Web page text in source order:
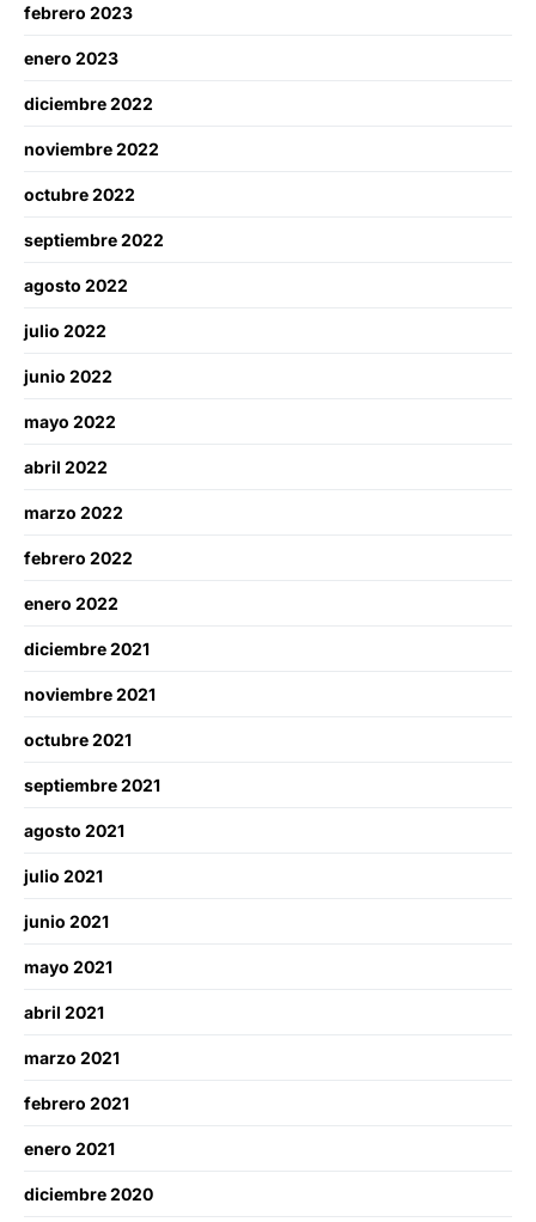
febrero 2023
enero 2023
diciembre 2022
noviembre 2022
octubre 2022
septiembre 2022
agosto 2022
julio 2022
junio 2022
mayo 2022
abril 2022
marzo 2022
febrero 2022
enero 2022
diciembre 2021
noviembre 2021
octubre 2021
septiembre 2021
agosto 2021
julio 2021
junio 2021
mayo 2021
abril 2021
marzo 2021
febrero 2021
enero 2021
diciembre 2020